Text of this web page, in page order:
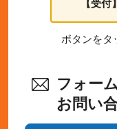
【受
ボタンをタ
フォー
お問い